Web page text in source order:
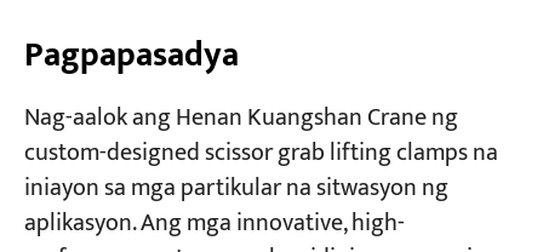
Pagpapasadya
Nag-aalok ang Henan Kuangshan Crane ng
custom-designed scissor grab lifting clamps na
iniayon sa mga partikular na sitwasyon ng
aplikasyon. Ang mga innovative, high-